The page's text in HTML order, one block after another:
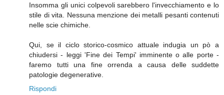
Insomma gli unici colpevoli sarebbero l'invecchiamento e lo
stile di vita. Nessuna menzione dei metalli pesanti contenuti
nelle scie chimiche.
Qui, se il ciclo storico-cosmico attuale indugia un pò a
chiudersi - leggi 'Fine dei Tempi' imminente o alle porte -
faremo tutti una fine orrenda a causa delle suddette
patologie degenerative.
Rispondi